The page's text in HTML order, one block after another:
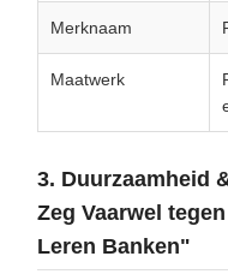
Merknaam
Maatwerk
3. Duurzaamheid
Zeg Vaarwel
Leren Banken"